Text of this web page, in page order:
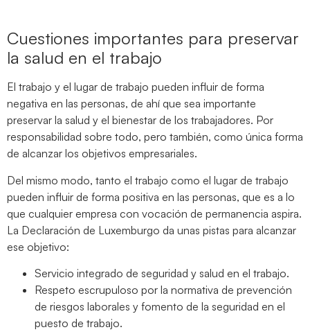
Cuestiones importantes para preservar
la salud en el trabajo
El trabajo y el lugar de trabajo pueden influir de forma
negativa en las personas, de ahí que sea importante
preservar la salud y el bienestar de los trabajadores. Por
responsabilidad sobre todo, pero también, como única forma
de alcanzar los objetivos empresariales.
Del mismo modo, tanto el trabajo como el lugar de trabajo
pueden influir de forma positiva en las personas, que es a lo
que cualquier empresa con vocación de permanencia aspira.
La Declaración de Luxemburgo da unas pistas para alcanzar
ese objetivo:
Servicio integrado de seguridad y salud en el trabajo.
Respeto escrupuloso por la normativa de prevención
de riesgos laborales y fomento de la seguridad en el
puesto de trabajo.